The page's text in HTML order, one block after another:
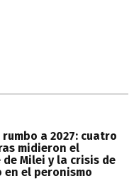
rumbo a 2027: cuatro
midieron el
de Milei y la crisis de
en el peronismo